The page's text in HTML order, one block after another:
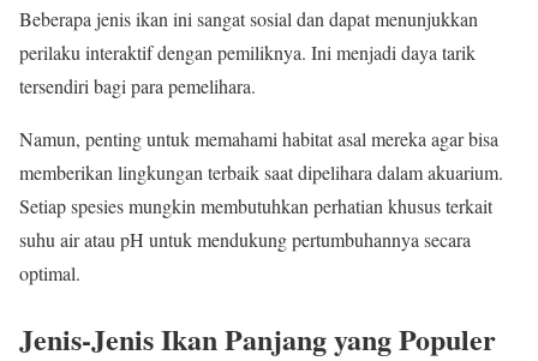
Beberapa jenis ikan ini sangat sosial dan dapat menunjukkan
perilaku interaktif dengan pemiliknya. Ini menjadi daya tarik
tersendiri bagi para pemelihara.
Namun, penting untuk memahami habitat asal mereka agar bisa
memberikan lingkungan terbaik saat dipelihara dalam akuarium.
Setiap spesies mungkin membutuhkan perhatian khusus terkait
suhu air atau pH untuk mendukung pertumbuhannya secara
optimal.
Jenis-Jenis Ikan Panjang yang Populer